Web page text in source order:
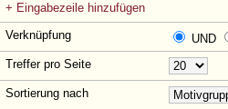
+ Eingabezeile hinzufügen
Verknüpfung
UND
Treffer pro Seite
Sortierung nach